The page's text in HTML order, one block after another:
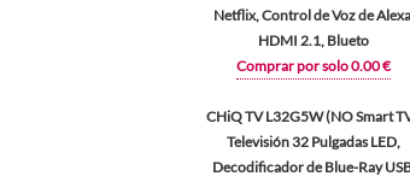
Netflix, Control de Voz de
HDMI 2.1, Blueto
Comprar por solo 0.00 €
CHiQ TV L32G5W (NO Smart
Televisión 32 Pulgadas LED,
Decodificador de Blue-Ray